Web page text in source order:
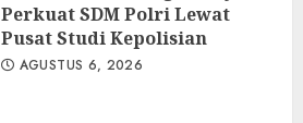
Perkuat SDM Polri Lewat
Pusat Studi Kepolisian
AGUSTUS 6, 2026